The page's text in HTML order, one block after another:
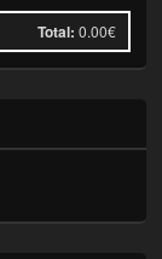
Total: 0.00€